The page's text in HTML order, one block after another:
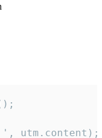
', utm.content);